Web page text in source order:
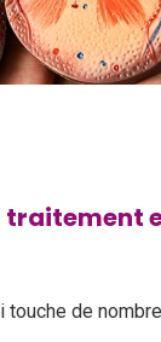
traitement
de